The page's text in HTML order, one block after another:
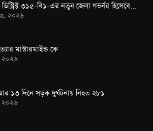
ডিস্ট্রিক্ট ৩১৫-বি১-এর নতুন জেলা গভর্নর হিসেবে…
২০২৬
মাস্টারমাইন্ড কে
১৩ দিনে সড়ক দুর্ঘটনায় নিহত ২৮১